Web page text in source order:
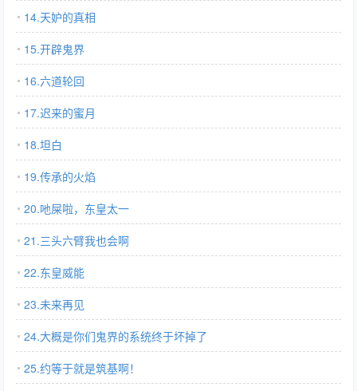
14.天妒的真相
15.开辟鬼界
16.六道轮回
17.迟来的蜜月
18.坦白
19.传承的火焰
20.吔屎啦，东皇太一
21.三头六臂我也会啊
22.东皇威能
23.未来再见
24.大概是你们鬼界的系统终于坏掉了
25.约等于就是筑基啊！